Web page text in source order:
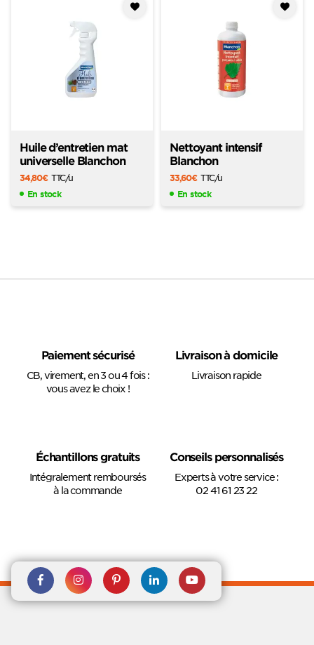
à mes
Huile d’entretien mat
universelle Blanchon
34,80€ TTC/u
En stock
à mes
Nettoyant intensif
Blanchon
33,60€ TTC/u
En stock
Paiement sécurisé
CB, virement, en 3 ou 4 fois :
vous avez le choix !
Livraison à domicile
Livraison rapide
Échantillons gratuits
Intégralement remboursés
à la commande
Conseils personnalisés
Experts à votre service :
02 41 61 23 22
Rejoignez nous sur Facebook
Suivez-nous sur
Instagram
Suivez-nous sur
Pinterest
Suivez-
nous sur
Suivez-
nous sur